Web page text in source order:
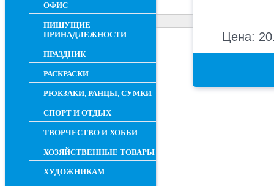
ОФИС
ПИШУЩИЕ
ПРИНАДЛЕЖНОСТИ
ПРАЗДНИК
РАСКРАСКИ
РЮКЗАКИ, РАНЦЫ, СУМКИ
СПОРТ И ОТДЫХ
ТВОРЧЕСТВО И ХОББИ
ХОЗЯЙСТВЕННЫЕ ТОВАРЫ
ХУДОЖНИКАМ
Цена: